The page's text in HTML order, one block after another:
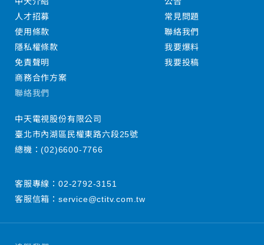
人才招募
使用條款
隱私權條款
免責聲明
商務合作方案
常見問題
聯絡我們
我要爆料
我要投稿
聯絡我們
中天電視股份有限公司
臺北市內湖區民權東路六段25號
總機：(02)6600-7766
客服專線： 02-2792-3151
客服信箱： service@ctitv.com.tw